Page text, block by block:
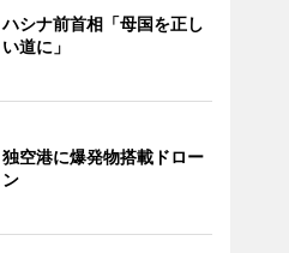
ハシナ前首相「母国を正し
い道に」
独空港に爆発物搭載ドロー
ン